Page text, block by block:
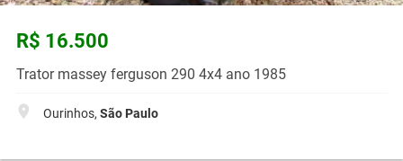
R$ 16.500
Trator massey ferguson 290 4x4 ano 1985
Ourinhos, São Paulo